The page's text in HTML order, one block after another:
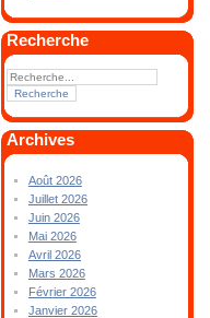
Recherche
Archives
Août 2026
Juillet 2026
Juin 2026
Mai 2026
Avril 2026
Mars 2026
Février 2026
Janvier 2026